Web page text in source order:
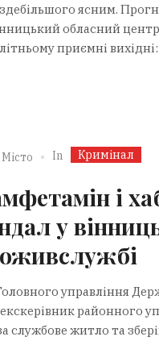
ясним.
обласний
приємні
Місто In Кримінал
і
у
управління
районного
службове житло та